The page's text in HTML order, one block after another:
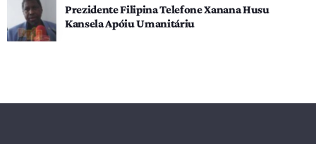
Prezidente Filipina Telefone Xanana Husu
Kansela Apóiu Umanitáriu